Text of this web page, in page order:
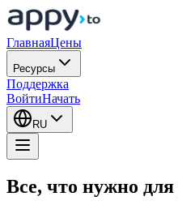
ГлавнаяЦены
Ресурсы
Поддержка
ВойтиНачать
RU
Все, что нужно для